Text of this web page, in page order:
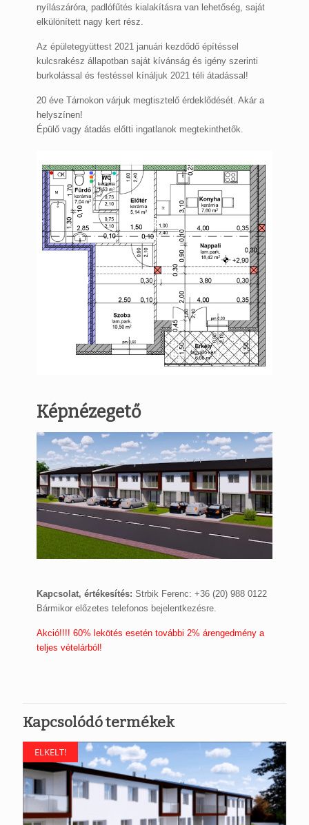
nyílászáróra, padlófűtés kialakításra van lehetőség, saját
elkülönített nagy kert rész.
Az épületegyüttest 2021 januári kezdődő építéssel
kulcsrakész állapotban saját kívánság és igény szerinti
burkolással és festéssel kínáljuk 2021 téli átadással!
20 éve Tárnokon várjuk megtisztelő érdeklődését. Akár a
helyszínen!
Épülő vagy átadás előtti ingatlanok megtekinthetők.
Képnézegető
Kapcsolat, értékesítés: Strbik Ferenc: +36 (20) 988 0122
Bármikor előzetes telefonos bejelentkezésre.
Akció!!!! 60% lekötés esetén további 2% árengedmény a
teljes vételárból!
Kapcsolódó termékek
ELKELT!